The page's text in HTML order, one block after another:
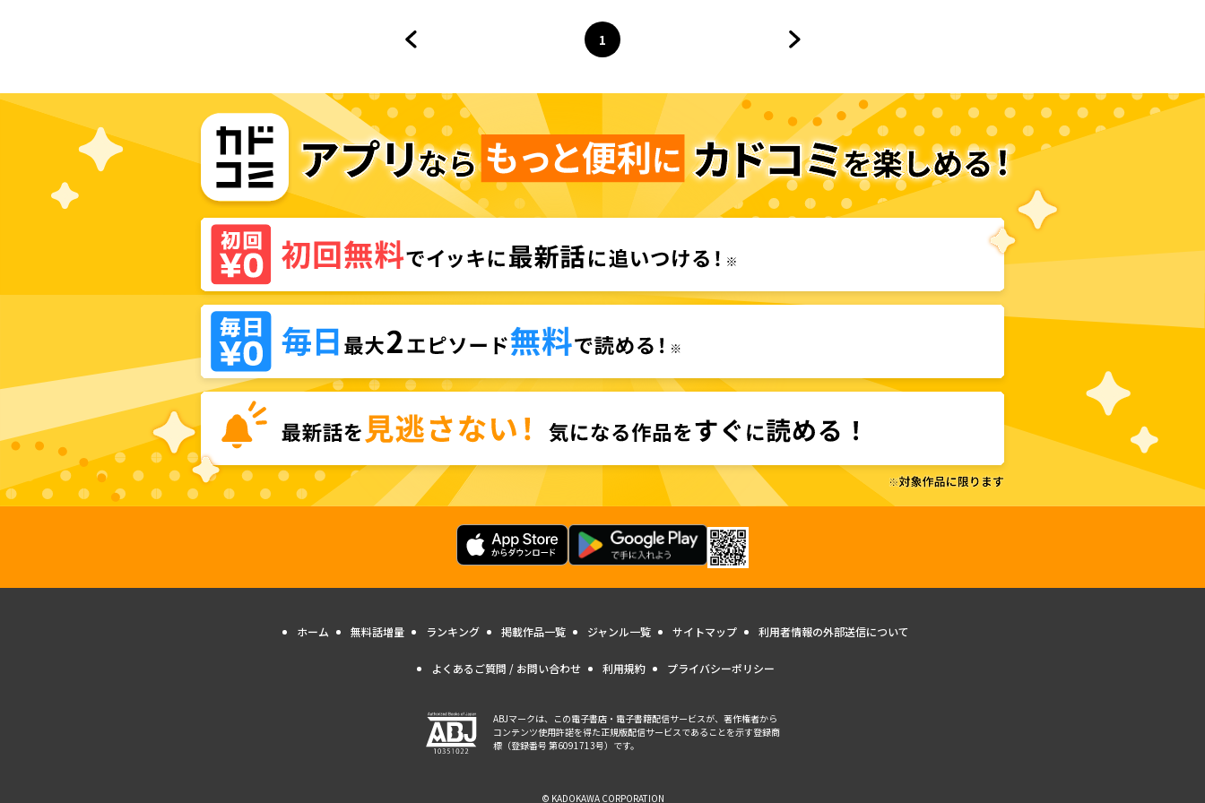
ページ
1
へ
ホーム 無料話増量 ランキング 掲載作品一覧 ジャンル一覧 サイトマップ 利用者情報の外部送信について
よくあるご質問 / お問い合わせ 利用規約 プライバシーポリシー
ABJマークは、この電子書店・電子書籍配信サービスが、著作権者から
コンテンツ使用許諾を得た正規版配信サービスであることを示す登録商
標（登録番号 第6091713号）です。
© KADOKAWA CORPORATION